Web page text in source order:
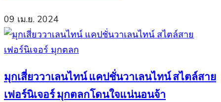
09 เม.ย. 2024
มุกเสี่ยววาเลนไทน์ แคปชั่นวาเลนไทน์ สไตล์สาย
เฟอร์นิเจอร์ มุกตลกโดนใจแน่นอนจ้า